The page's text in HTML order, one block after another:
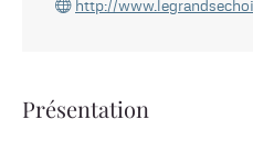
http://
Présentation